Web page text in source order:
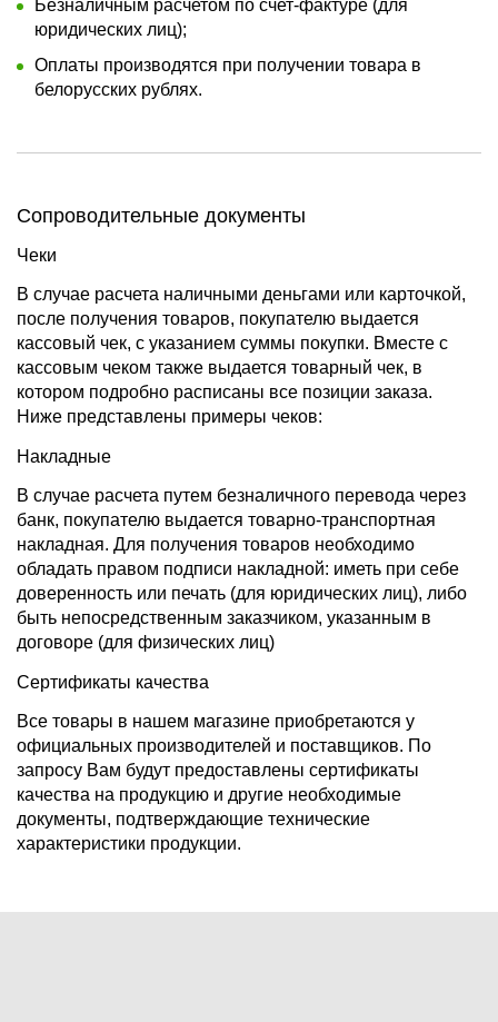
Безналичным расчетом по счет-фактуре (для
юридических лиц);
Оплаты производятся при получении товара в
белорусских рублях.
Сопроводительные документы
Чеки
В случае расчета наличными деньгами или карточкой,
после получения товаров, покупателю выдается
кассовый чек, с указанием суммы покупки. Вместе с
кассовым чеком также выдается товарный чек, в
котором подробно расписаны все позиции заказа.
Ниже представлены примеры чеков:
Накладные
В случае расчета путем безналичного перевода через
банк, покупателю выдается товарно-транспортная
накладная. Для получения товаров необходимо
обладать правом подписи накладной: иметь при себе
доверенность или печать (для юридических лиц), либо
быть непосредственным заказчиком, указанным в
договоре (для физических лиц)
Сертификаты качества
Все товары в нашем магазине приобретаются у
официальных производителей и поставщиков. По
запросу Вам будут предоставлены сертификаты
качества на продукцию и другие необходимые
документы, подтверждающие технические
характеристики продукции.